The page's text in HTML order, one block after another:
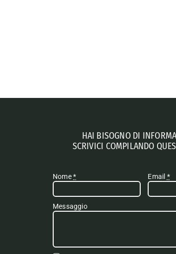
HAI BISOGNO DI
SCRIVICI COMPILANDO
Nome* Email *
Messaggio